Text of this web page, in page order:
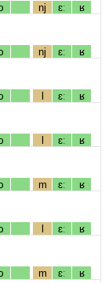
nj ɛː ʁ
nj ɛː ʁ
l ɛː ʁ
l ɛː ʁ
m ɛː ʁ
l ɛː ʁ
m ɛː ʁ